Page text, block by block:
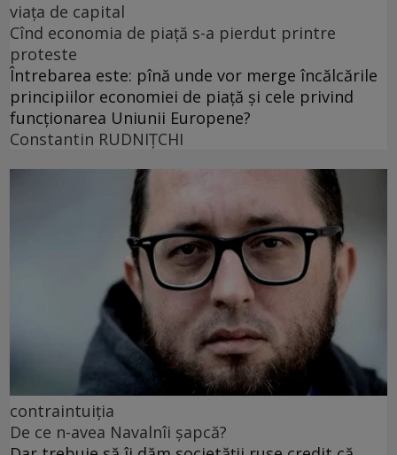
viața de capital
Cînd economia de piață s-a pierdut printre
proteste
Întrebarea este: pînă unde vor merge încălcările
principiilor economiei de piață și cele privind
funcționarea Uniunii Europene?
Constantin RUDNIŢCHI
contraintuiția
De ce n-avea Navalnîi șapcă?